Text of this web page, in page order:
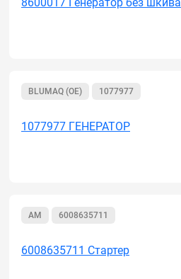
BLUMAQ (OE) 1077977
1077977 ГЕНЕРАТОР
AM 6008635711
6008635711 Стартер